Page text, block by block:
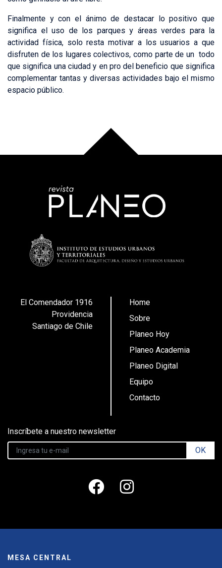
Finalmente y con el ánimo de destacar lo positivo que
significa el uso de los parques y áreas verdes para la
actividad física, solo resta motivar a los usuarios a que
disfruten de los lugares colectivos, como parte de un todo
que significa una ciudad y en pro del beneficio que significa
complementar tantas y diversas actividades bajo el mismo
espacio público.
El Comendador 1916
Providencia
Santiago de Chile
Home
Sobre
Planeo Hoy
Planeo Academia
Planeo Digital
Equipo
Contacto
Inscríbete a nuestro newsletter
OK
MESA CENTRAL